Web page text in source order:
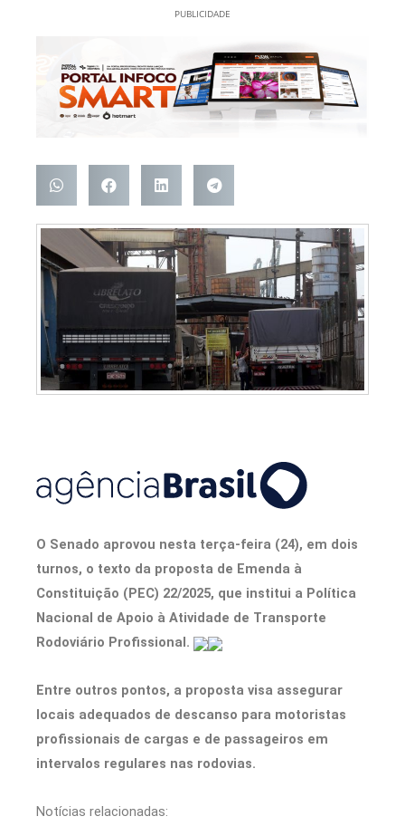
PUBLICIDADE
O Senado aprovou nesta terça-feira (24), em dois
turnos, o texto da proposta de Emenda à
Constituição (PEC) 22/2025, que institui a Política
Nacional de Apoio à Atividade de Transporte
Rodoviário Profissional.
Entre outros pontos, a proposta visa assegurar
locais adequados de descanso para motoristas
profissionais de cargas e de passageiros em
intervalos regulares nas rodovias.
Notícias relacionadas: